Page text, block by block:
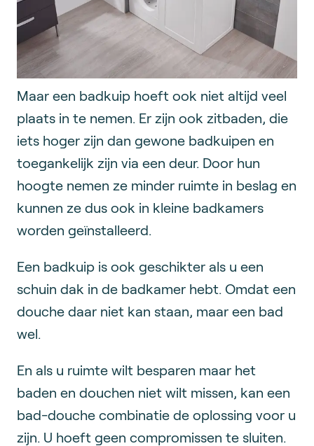
Maar een badkuip hoeft ook niet altijd veel
plaats in te nemen. Er zijn ook zitbaden, die
iets hoger zijn dan gewone badkuipen en
toegankelijk zijn via een deur. Door hun
hoogte nemen ze minder ruimte in beslag en
kunnen ze dus ook in kleine badkamers
worden geïnstalleerd.
Een badkuip is ook geschikter als u een
schuin dak in de badkamer hebt. Omdat een
douche daar niet kan staan, maar een bad
wel.
En als u ruimte wilt besparen maar het
baden en douchen niet wilt missen, kan een
bad-douche combinatie de oplossing voor u
zijn. U hoeft geen compromissen te sluiten.